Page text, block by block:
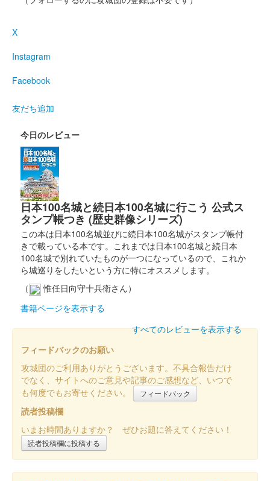
X
Instagram
Facebook
友だち追加
今日のレビュー
日本100名城と続日本100名城に行こう 公式ス
タンプ帳つき (歴史群像シリーズ)
この本は日本100名城並びに続日本100名城がスタンプ帳付
きで載っている本です。これまでは日本100名城と続日本
100名城で別れていたものが一つになっているので、これか
ら城巡りをしたいという方に特にオススメします。
（
惟任日向守十兵衛さん）
書籍ページを表示する
すべてのレビューを表示する
フィードバックのお願い
攻城団のご利用ありがとうございます。不具合報告だけ
でなく、サイトへのご意見や記事のご感想など、いつで
も何度でもお寄せください。
フィードバック
読者投稿欄
いまお時間ありますか？ ぜひお題に答えてください！
読者投稿欄に投稿する